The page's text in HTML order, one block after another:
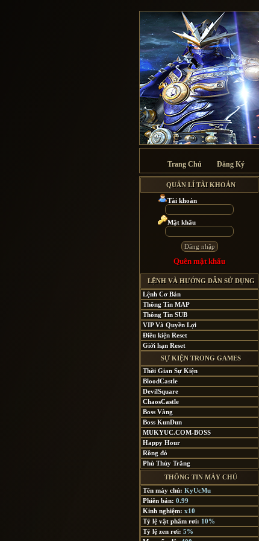
Trang Chủ Đăng Ký
QUẢN LÍ TÀI KHOẢN
Tài khoản
Mật khẩu
Quên mật khẩu
LỆNH VÀ HƯỚNG DẪN SỬ DỤNG
Lệnh Cơ Bản
Thông Tin MAP
Thông Tin SUB
VIP Và Quyền Lợi
Điều kiện Reset
Giới hạn Reset
SỰ KIỆN TRONG GAMES
Thời Gian Sự Kiện
BloodCastle
DevilSquare
ChaosCastle
Boss Vàng
Boss KunDun
MUKYUC.COM-BOSS
Happy Hour
Rồng đỏ
Phù Thủy Trắng
THÔNG TIN MÁY CHỦ
Tên máy chủ: KyUcMu
Phiên bản: 0.99
Kinh nghiệm: x10
Tỷ lệ vật phẩm rơi: 10%
Tỷ lệ zen rơi: 5%